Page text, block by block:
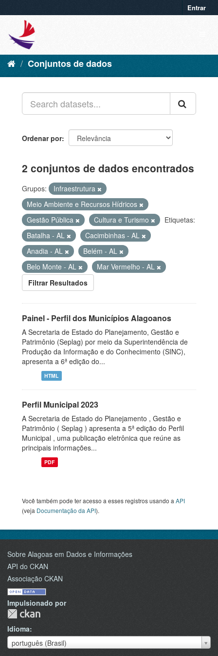
Entrar
Conjuntos de dados
Ordenar por
2 conjuntos de dados encontrados
Grupos:
Infraestrutura
Meio Ambiente e Recursos Hídricos
Gestão Pública
Cultura e Turismo
Etiquetas:
Batalha - AL
Cacimbinhas - AL
Anadia - AL
Belém - AL
Belo Monte - AL
Mar Vermelho - AL
Filtrar Resultados
Painel - Perfil dos Municípios Alagoanos
A Secretaria de Estado do Planejamento, Gestão e
Patrimônio (Seplag) por meio da Superintendência de
Produção da Informação e do Conhecimento (SINC),
apresenta a 6ª edição do...
HTML
Perfil Municipal 2023
A Secretaria de Estado do Planejamento , Gestão e
Patrimônio ( Seplag ) apresenta a 5ª edição do Perfil
Municipal , uma publicação eletrônica que reúne as
principais informações...
PDF
Você também pode ter acesso a esses registros usando a API
(veja Documentação da API).
Sobre Alagoas em Dados e Informações
API do CKAN
Associação CKAN
Impulsionado por
Idioma
português (Brasil)
Idioma